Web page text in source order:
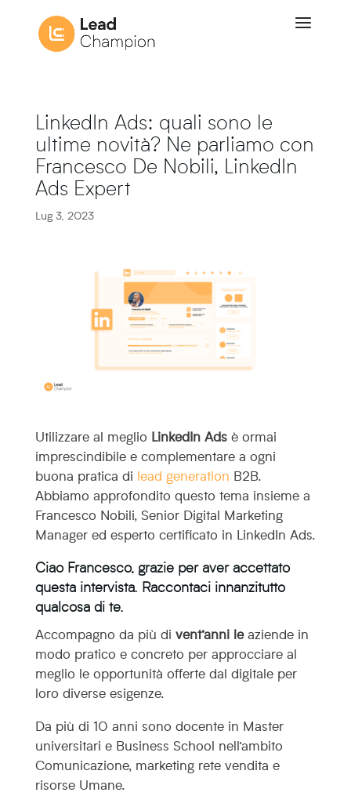
LinkedIn Ads: quali sono le
ultime novità? Ne parliamo con
Francesco De Nobili, LinkedIn
Ads Expert
Lug 3, 2023
Utilizzare al meglio LinkedIn Adsè ormai
imprescindibile e complementare a ogni
buona pratica di lead generation B2B.
Abbiamo approfondito questo tema insieme a
Francesco Nobili, Senior Digital Marketing
Manager ed esperto certificato in LinkedIn Ads.
Ciao Francesco, grazie per aver accettato
questa intervista. Raccontaci innanzitutto
qualcosa di te.
Accompagno da più di vent’anni leaziende in
modo pratico e concreto per approcciare al
meglio le opportunità offerte dal digitale per
loro diverse esigenze.
Da più di 10 anni sono docente in Master
universitari e Business School nell’ambito
Comunicazione, marketing rete vendita e
risorse Umane.